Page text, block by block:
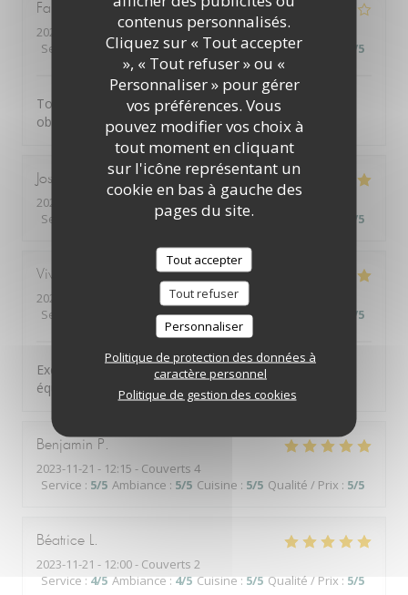
contenus personnalisés.
Cliquez sur « Tout accepter
», « Tout refuser » ou «
Personnaliser » pour gérer
vos préférences. Vous
pouvez modifier vos choix à
tout moment en cliquant
sur l'icône représentant un
cookie en bas à gauche des
pages du site.
Tout accepter
Tout refuser
Personnaliser
Politique de protection des données à
caractère personnel
Politique de gestion des cookies
Fabienne
2023-11-23
- 19:45 - Couverts 2
Service
/5 Ambiance:4/5 Cuisine :4/5 Qualité / Prix /5
Toujours un réel plaisir de savourer un bon repas et
observer le travail des élèves
Josianne
2023-11-21
Service
Ambiance: 5/5 Cuisine:5/5 /5
Viviane
2023-11-21
- 12:15 - Couverts 2
Service
Ambiance:5/5 Cuisine:5/5 /5
Excellent . Nos compliments aux jeunes élèves et à l
équipe enseignante .
Benjamin P
2023-11-21 - 12:15 - Couverts 4
Service : 5/5 Ambiance : 5/5 Cuisine : 5/5 Qualité / Prix : 5/5
Béatrice L
2023-11-21 - 12:00 - Couverts 2
Service : 4/5 Ambiance : 4/5 Cuisine : 5/5 Qualité / Prix : 5/5